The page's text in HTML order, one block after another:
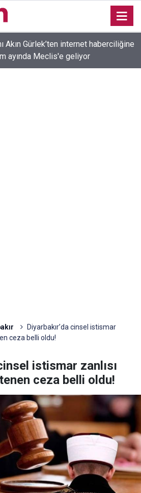
Akın Gürlek’ten internet haberciliğine
Ekim ayında Meclis'e geliyor
Diyarbakır’da cinsel istismar
ceza belli oldu!
istismar zanlısı
ceza belli oldu!